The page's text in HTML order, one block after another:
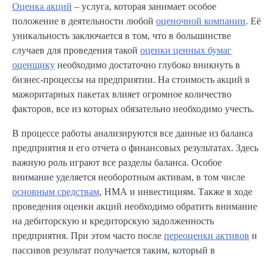
Оценка акций – услуга, которая занимает особое
положение в деятельности любой оценочной компании. Её
уникальность заключается в том, что в большинстве
случаев для проведения такой оценки ценных бумаг
оценщику необходимо достаточно глубоко вникнуть в
бизнес-процессы на предприятии. На стоимость акций в
мажоритарных пакетах влияет огромное количество
факторов, все из которых обязательно необходимо учесть.
В процессе работы анализируются все данные из баланса
предприятия и его отчета о финансовых результатах. Здесь
важную роль играют все разделы баланса. Особое
внимание уделяется необоротным активам, в том числе
основным средствам, НМА и инвестициям. Также в ходе
проведения оценки акций необходимо обратить внимание
на дебиторскую и кредиторскую задолженность
предприятия. При этом часто после переоценки активов и
пассивов результат получается таким, который в